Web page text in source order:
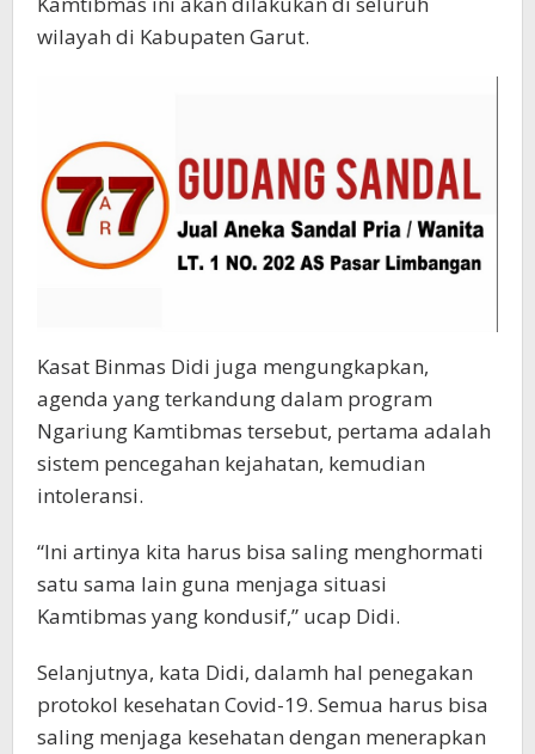
wilayah di Kabupaten Garut.
Kasat Binmas Didi juga mengungkapkan,
agenda yang terkandung dalam program
Ngariung Kamtibmas tersebut, pertama adalah
sistem pencegahan kejahatan, kemudian
intoleransi.
“Ini artinya kita harus bisa saling menghormati
satu sama lain guna menjaga situasi
Kamtibmas yang kondusif,” ucap Didi.
Selanjutnya, kata Didi, dalamh hal penegakan
protokol kesehatan Covid-19. Semua harus bisa
saling menjaga kesehatan dengan menerapkan